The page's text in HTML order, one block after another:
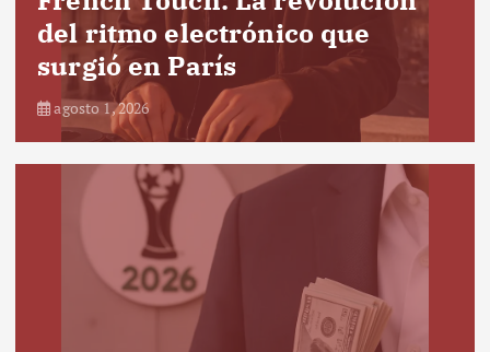
del ritmo electrónico que
surgió en París
agosto 1, 2026